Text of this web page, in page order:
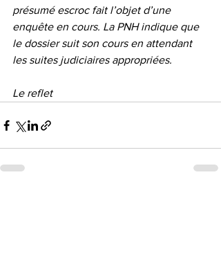
présumé escroc fait l’objet d’une
enquête en cours. La PNH indique que
le dossier suit son cours en attendant
les suites judiciaires appropriées.
Le reflet